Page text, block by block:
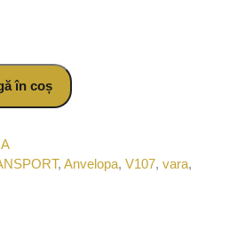
YOKOHAMA ADVANSPORT V107
în coș
, Anvelopa, V107, vara,